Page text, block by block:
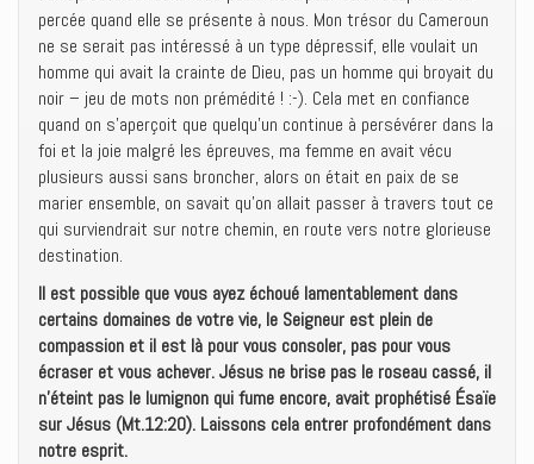
percée quand elle se présente à nous. Mon trésor du Cameroun
ne se serait pas intéressé à un type dépressif, elle voulait un
homme qui avait la crainte de Dieu, pas un homme qui broyait du
noir – jeu de mots non prémédité ! :-). Cela met en confiance
quand on s’aperçoit que quelqu’un continue à persévérer dans la
foi et la joie malgré les épreuves, ma femme en avait vécu
plusieurs aussi sans broncher, alors on était en paix de se
marier ensemble, on savait qu’on allait passer à travers tout ce
qui surviendrait sur notre chemin, en route vers notre glorieuse
destination.
Il est possible que vous ayez échoué lamentablement dans
certains domaines de votre vie, le Seigneur est plein de
compassion et il est là pour vous consoler, pas pour vous
écraser et vous achever. Jésus ne brise pas le roseau cassé, il
n’éteint pas le lumignon qui fume encore, avait prophétisé Ésaïe
sur Jésus (Mt.12:20). Laissons cela entrer profondément dans
notre esprit.